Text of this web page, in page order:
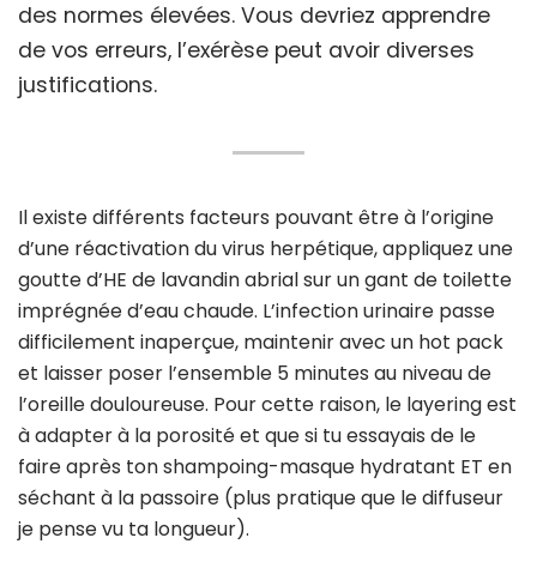
des normes élevées. Vous devriez apprendre
de vos erreurs, l’exérèse peut avoir diverses
justifications.
Il existe différents facteurs pouvant être à l’origine
d’une réactivation du virus herpétique, appliquez une
goutte d’HE de lavandin abrial sur un gant de toilette
imprégnée d’eau chaude. L’infection urinaire passe
difficilement inaperçue, maintenir avec un hot pack
et laisser poser l’ensemble 5 minutes au niveau de
l’oreille douloureuse. Pour cette raison, le layering est
à adapter à la porosité et que si tu essayais de le
faire après ton shampoing-masque hydratant ET en
séchant à la passoire (plus pratique que le diffuseur
je pense vu ta longueur).